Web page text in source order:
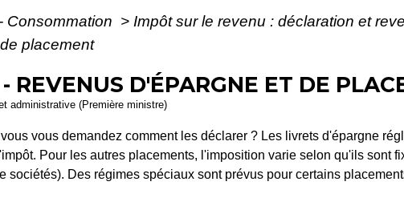
Consommation > Impôt sur le revenu : déclaration et
placement
REVENUS D'ÉPARGNE ET DE
administrative (Première ministre)
vous demandez comment les déclarer ? Les livrets d'épargne
Pour les autres placements, l'imposition varie selon qu'ils sont
sociétés). Des régimes spéciaux sont prévus pour certains